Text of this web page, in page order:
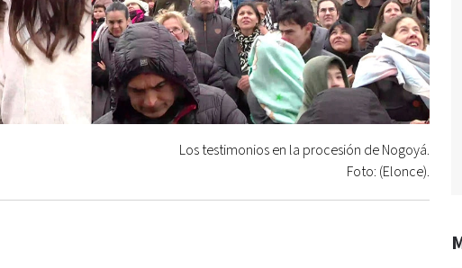
Los testimonios en la procesión de Nogoyá.
Foto: (Elonce).